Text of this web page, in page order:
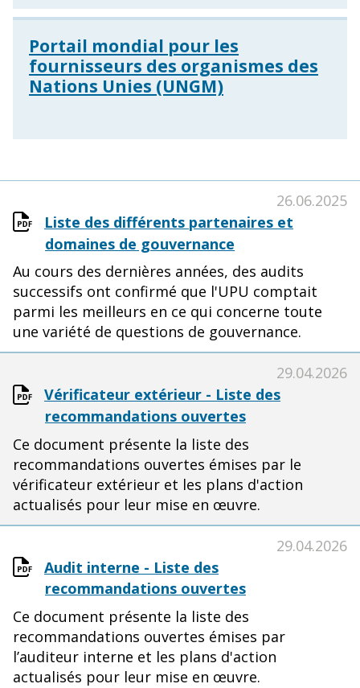
Portail mondial pour les
fournisseurs des organismes des
Nations Unies (UNGM)
Liste des différents partenaires et
domaines de gouvernance
26.06.2025
Au cours des dernières années, des audits
successifs ont confirmé que l'UPU comptait
parmi les meilleurs en ce qui concerne toute
une variété de questions de gouvernance.
Vérificateur extérieur - Liste des
recommandations ouvertes
29.04.2026
Ce document présente la liste des
recommandations ouvertes émises par le
vérificateur extérieur et les plans d'action
actualisés pour leur mise en œuvre.
Audit interne - Liste des
recommandations ouvertes
29.04.2026
Ce document présente la liste des
recommandations ouvertes émises par
l’auditeur interne et les plans d'action
actualisés pour leur mise en œuvre.